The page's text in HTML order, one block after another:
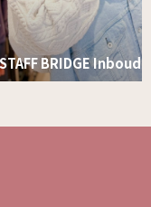
STAFF BRIDGE Inboud